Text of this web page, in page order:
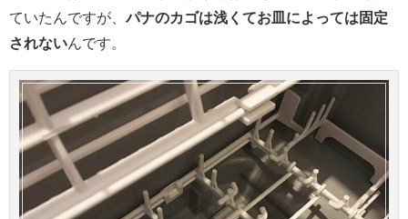
ていたんですが、 パナのカゴは浅くてお皿によっては固定
されないんです。